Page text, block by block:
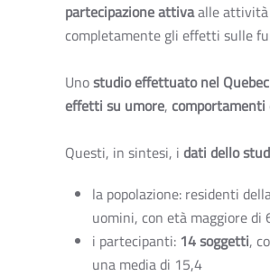
partecipazione attivaalle attività
completamente gli effetti sulle
Unostudio effettuato nel
effetti su umore,
Questi, in sintesi, i dati dello
la popolazione: residenti
uomini, con età maggiore
i partecipanti: 14 soggetti,
una media di 15,4